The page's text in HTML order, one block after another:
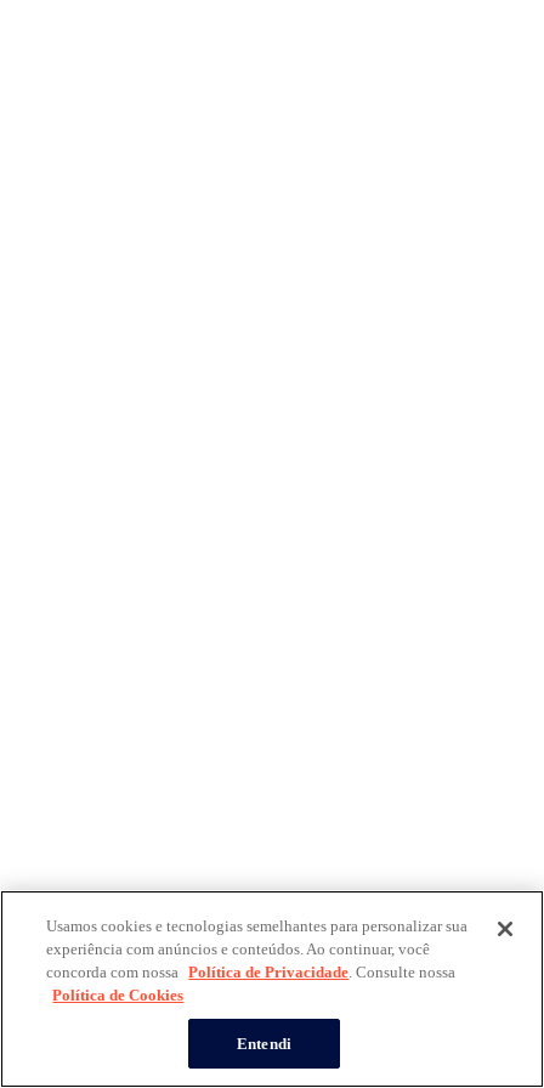
Usamos cookies e tecnologias semelhantes para personalizar sua
experiência com anúncios e conteúdos. Ao continuar, você
concorda com nossa Política de Privacidade. Consulte nossa
Política de Cookies
Entendi